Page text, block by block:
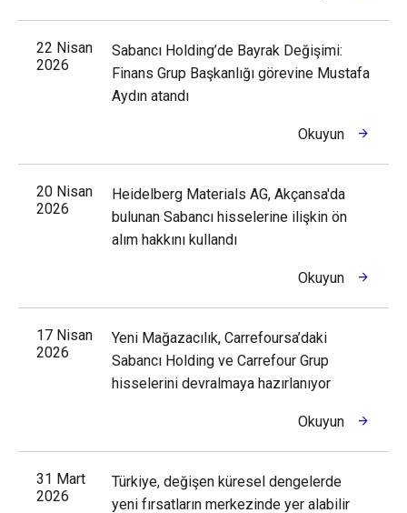
22 Nisan
2026
Sabancı Holding’de Bayrak Değişimi:
Finans Grup Başkanlığı görevine Mustafa
Aydın atandı
Okuyun
20 Nisan
2026
Heidelberg Materials AG, Akçansa'da
bulunan Sabancı hisselerine ilişkin ön
alım hakkını kullandı
Okuyun
17 Nisan
2026
Yeni Mağazacılık, Carrefoursa’daki
Sabancı Holding ve Carrefour Grup
hisselerini devralmaya hazırlanıyor
Okuyun
31 Mart
2026
Türkiye, değişen küresel dengelerde
yeni fırsatların merkezinde yer alabilir